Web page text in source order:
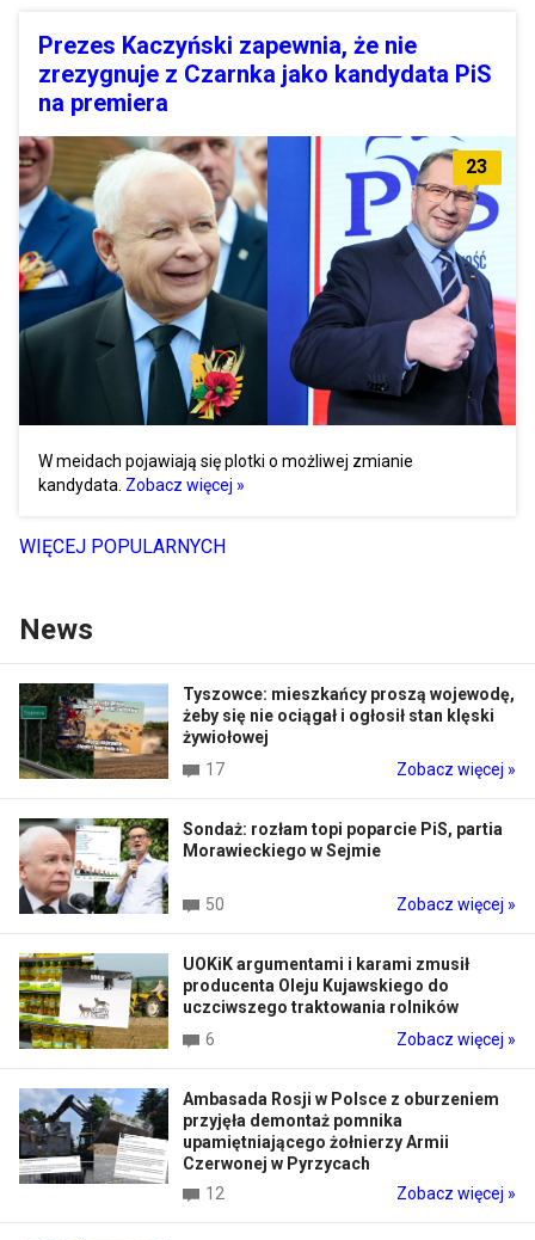
Prezes Kaczyński zapewnia, że nie
zrezygnuje z Czarnka jako kandydata PiS
na premiera
23
W meidach pojawiają się plotki o możliwej zmianie
kandydata. Zobacz więcej »
WIĘCEJ POPULARNYCH
News
Tyszowce: mieszkańcy proszą wojewodę,
żeby się nie ociągał i ogłosił stan klęski
żywiołowej
17
Zobacz więcej »
Sondaż: rozłam topi poparcie PiS, partia
Morawieckiego w Sejmie
50 Zobacz więcej »
UOKiK argumentami i karami zmusił
producenta Oleju Kujawskiego do
uczciwszego traktowania rolników
6
Zobacz więcej »
Ambasada Rosji w Polsce z oburzeniem
przyjęła demontaż pomnika
upamiętniającego żołnierzy Armii
Czerwonej w Pyrzycach
12
Zobacz więcej »